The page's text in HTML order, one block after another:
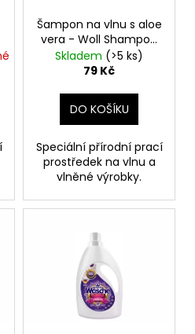
Šampon na vlnu s aloe
vera - Woll Shampoo
1000 ml
Skladem (>5 ks)
79 Kč
DO KOŠÍKU
Speciální přírodní prací
prostředek na vlnu a
vlněné výrobky.